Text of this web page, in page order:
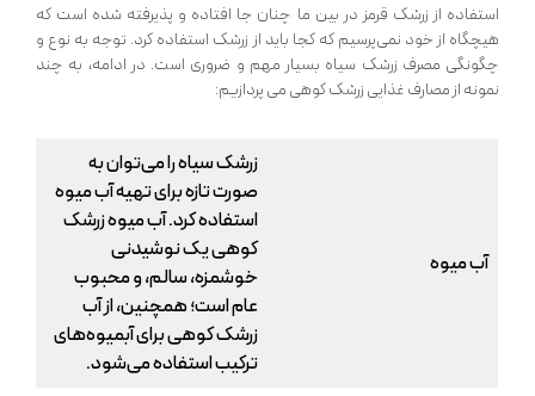
استفاده از زرشک قرمز در بین ما چنان جا افتاده و پذیرفته شده است که
هیچگاه از خود نمی‌پرسیم که کجا باید از زرشک استفاده کرد. توجه به نوع و
چگونگی مصرف زرشک سیاه بسیار مهم و ضروری است. در ادامه، به چند
نمونه از مصارف غذایی زرشک کوهی می پردازیم:
آب میوه
زرشک سیاه را می‌توان به
صورت تازه برای تهیه آب میوه
استفاده کرد. آب میوه زرشک
کوهی یک نوشیدنی
خوشمزه، سالم، و محبوب
عام است؛ همچنین، از آب
زرشک کوهی برای آبمیوه‌های
ترکیب استفاده می‌شود.